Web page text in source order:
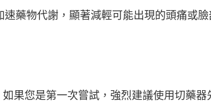
藥物代謝，顯著減輕可能出現的頭痛或臉
果您是第一次嘗試，強烈建議使用切藥器